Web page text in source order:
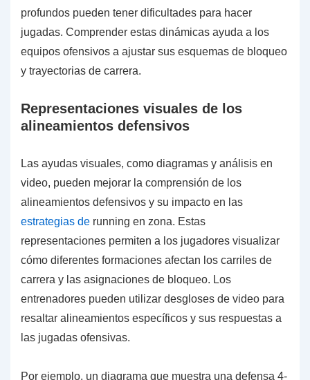
profundos pueden tener dificultades para hacer
jugadas. Comprender estas dinámicas ayuda a los
equipos ofensivos a ajustar sus esquemas de bloqueo
y trayectorias de carrera.
Representaciones visuales de los
alineamientos defensivos
Las ayudas visuales, como diagramas y análisis en
video, pueden mejorar la comprensión de los
alineamientos defensivos y su impacto en las
estrategias de running en zona. Estas
representaciones permiten a los jugadores visualizar
cómo diferentes formaciones afectan los carriles de
carrera y las asignaciones de bloqueo. Los
entrenadores pueden utilizar desgloses de video para
resaltar alineamientos específicos y sus respuestas a
las jugadas ofensivas.
Por ejemplo, un diagrama que muestra una defensa 4-